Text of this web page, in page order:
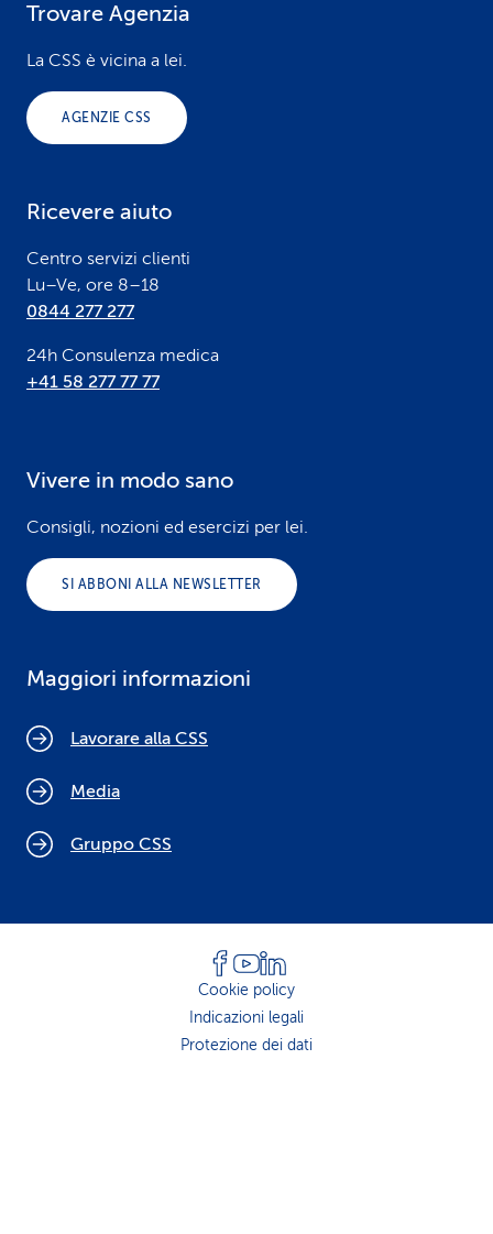
Trovare Agenzia
La CSS è vicina a lei.
AGENZIE CSS
Ricevere aiuto
Centro servizi clienti
Lu–Ve, ore 8–18
0844 277 277
24h Consulenza medica
+41 58 277 77 77
Vivere in modo sano
Consigli, nozioni ed esercizi per lei.
SI ABBONI ALLA NEWSLETTER
Maggiori informazioni
Lavorare alla CSS
Media
Gruppo CSS
Cookie policy
Indicazioni legali
Protezione dei dati